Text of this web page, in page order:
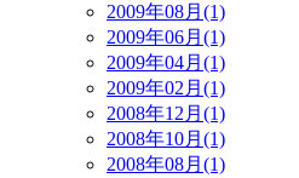
2009年08月(1)
2009年06月(1)
2009年04月(1)
2009年02月(1)
2008年12月(1)
2008年10月(1)
2008年08月(1)